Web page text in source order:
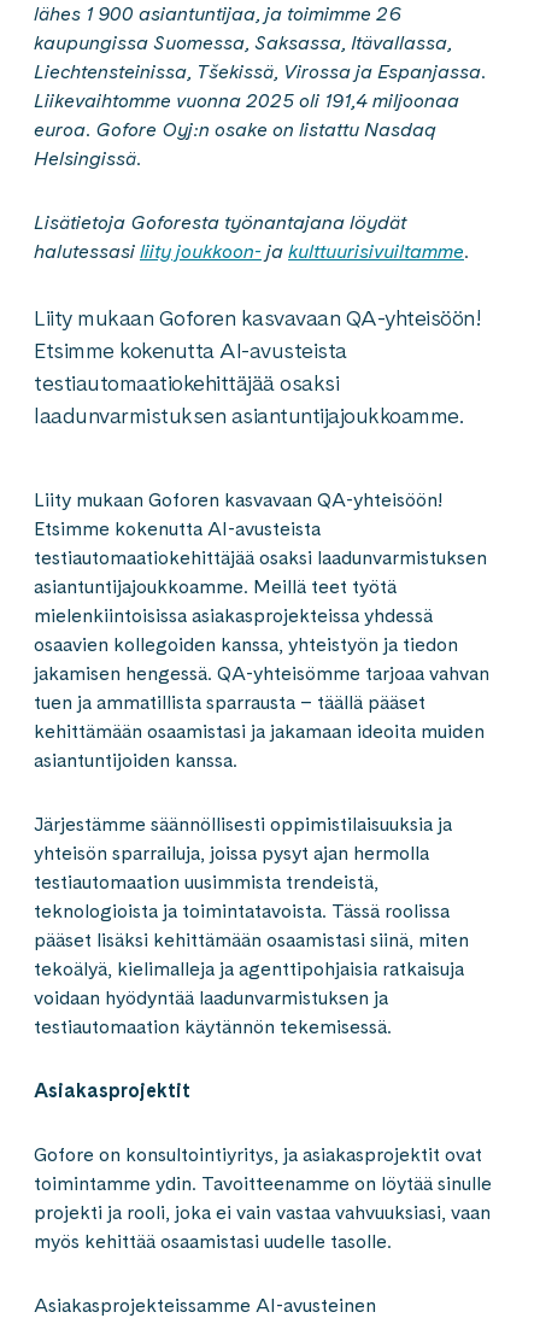
lähes 1 900 asiantuntijaa, ja toimimme 26
kaupungissa Suomessa, Saksassa, Itävallassa,
Liechtensteinissa, Tšekissä, Virossa ja Espanjassa.
Liikevaihtomme vuonna 2025 oli 191,4 miljoonaa
euroa. Gofore Oyj:n osake on listattu Nasdaq
Helsingissä.
Lisätietoja Goforesta työnantajana löydät
halutessasi liity joukkoon- ja kulttuurisivuiltamme.
Liity mukaan Goforen kasvavaan QA-yhteisöön!
Etsimme kokenutta AI-avusteista
testiautomaatiokehittäjää osaksi
laadunvarmistuksen asiantuntijajoukkoamme.
Liity mukaan Goforen kasvavaan QA-yhteisöön!
Etsimme kokenutta AI-avusteista
testiautomaatiokehittäjää osaksi laadunvarmistuksen
asiantuntijajoukkoamme. Meillä teet työtä
mielenkiintoisissa asiakasprojekteissa yhdessä
osaavien kollegoiden kanssa, yhteistyön ja tiedon
jakamisen hengessä. QA-yhteisömme tarjoaa vahvan
tuen ja ammatillista sparrausta – täällä pääset
kehittämään osaamistasi ja jakamaan ideoita muiden
asiantuntijoiden kanssa.
Järjestämme säännöllisesti oppimistilaisuuksia ja
yhteisön sparrailuja, joissa pysyt ajan hermolla
testiautomaation uusimmista trendeistä,
teknologioista ja toimintatavoista. Tässä roolissa
pääset lisäksi kehittämään osaamistasi siinä, miten
tekoälyä, kielimalleja ja agenttipohjaisia ratkaisuja
voidaan hyödyntää laadunvarmistuksen ja
testiautomaation käytännön tekemisessä.
Asiakasprojektit
Gofore on konsultointiyritys, ja asiakasprojektit ovat
toimintamme ydin. Tavoitteenamme on löytää sinulle
projekti ja rooli, joka ei vain vastaa vahvuuksiasi, vaan
myös kehittää osaamistasi uudelle tasolle.
Asiakasprojekteissamme AI-avusteinen